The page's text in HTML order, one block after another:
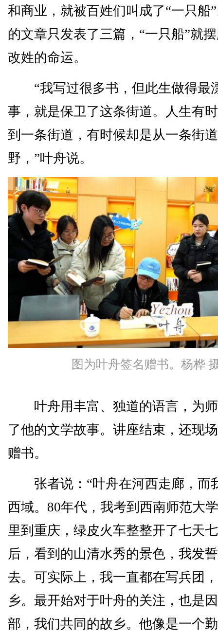
和商业，就被百姓们叫成了“一只船
的文章只发表了三篇，“一只船”就
改姓的命运。
“我写过很多书，但此生做得最
事，就是保卫了这条街道。人生有
到一条街道，有时候却是从一条街
野，”叶舟说。
图为叶舟签名赠书。杨桦
叶舟用丰富、独道的语言，为师
了他的文学故事。讲座结束，还现
赠书。
张者说：“叶舟在河西走廊，而
西域。80年代，我考到西南师范大
里到重庆，绿皮火车整整开了七天
后，看到的山清水秀的景色，我发
去。可实际上，我一直都在写兵团
乡。最开始对于叶舟的关注，也是
部，我们共同的故乡。他像是一个